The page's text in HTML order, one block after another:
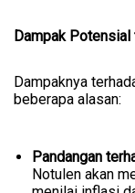
Dampak Potensial
Dampaknya
beberapa alasan:
Pandangan
Notulen akan